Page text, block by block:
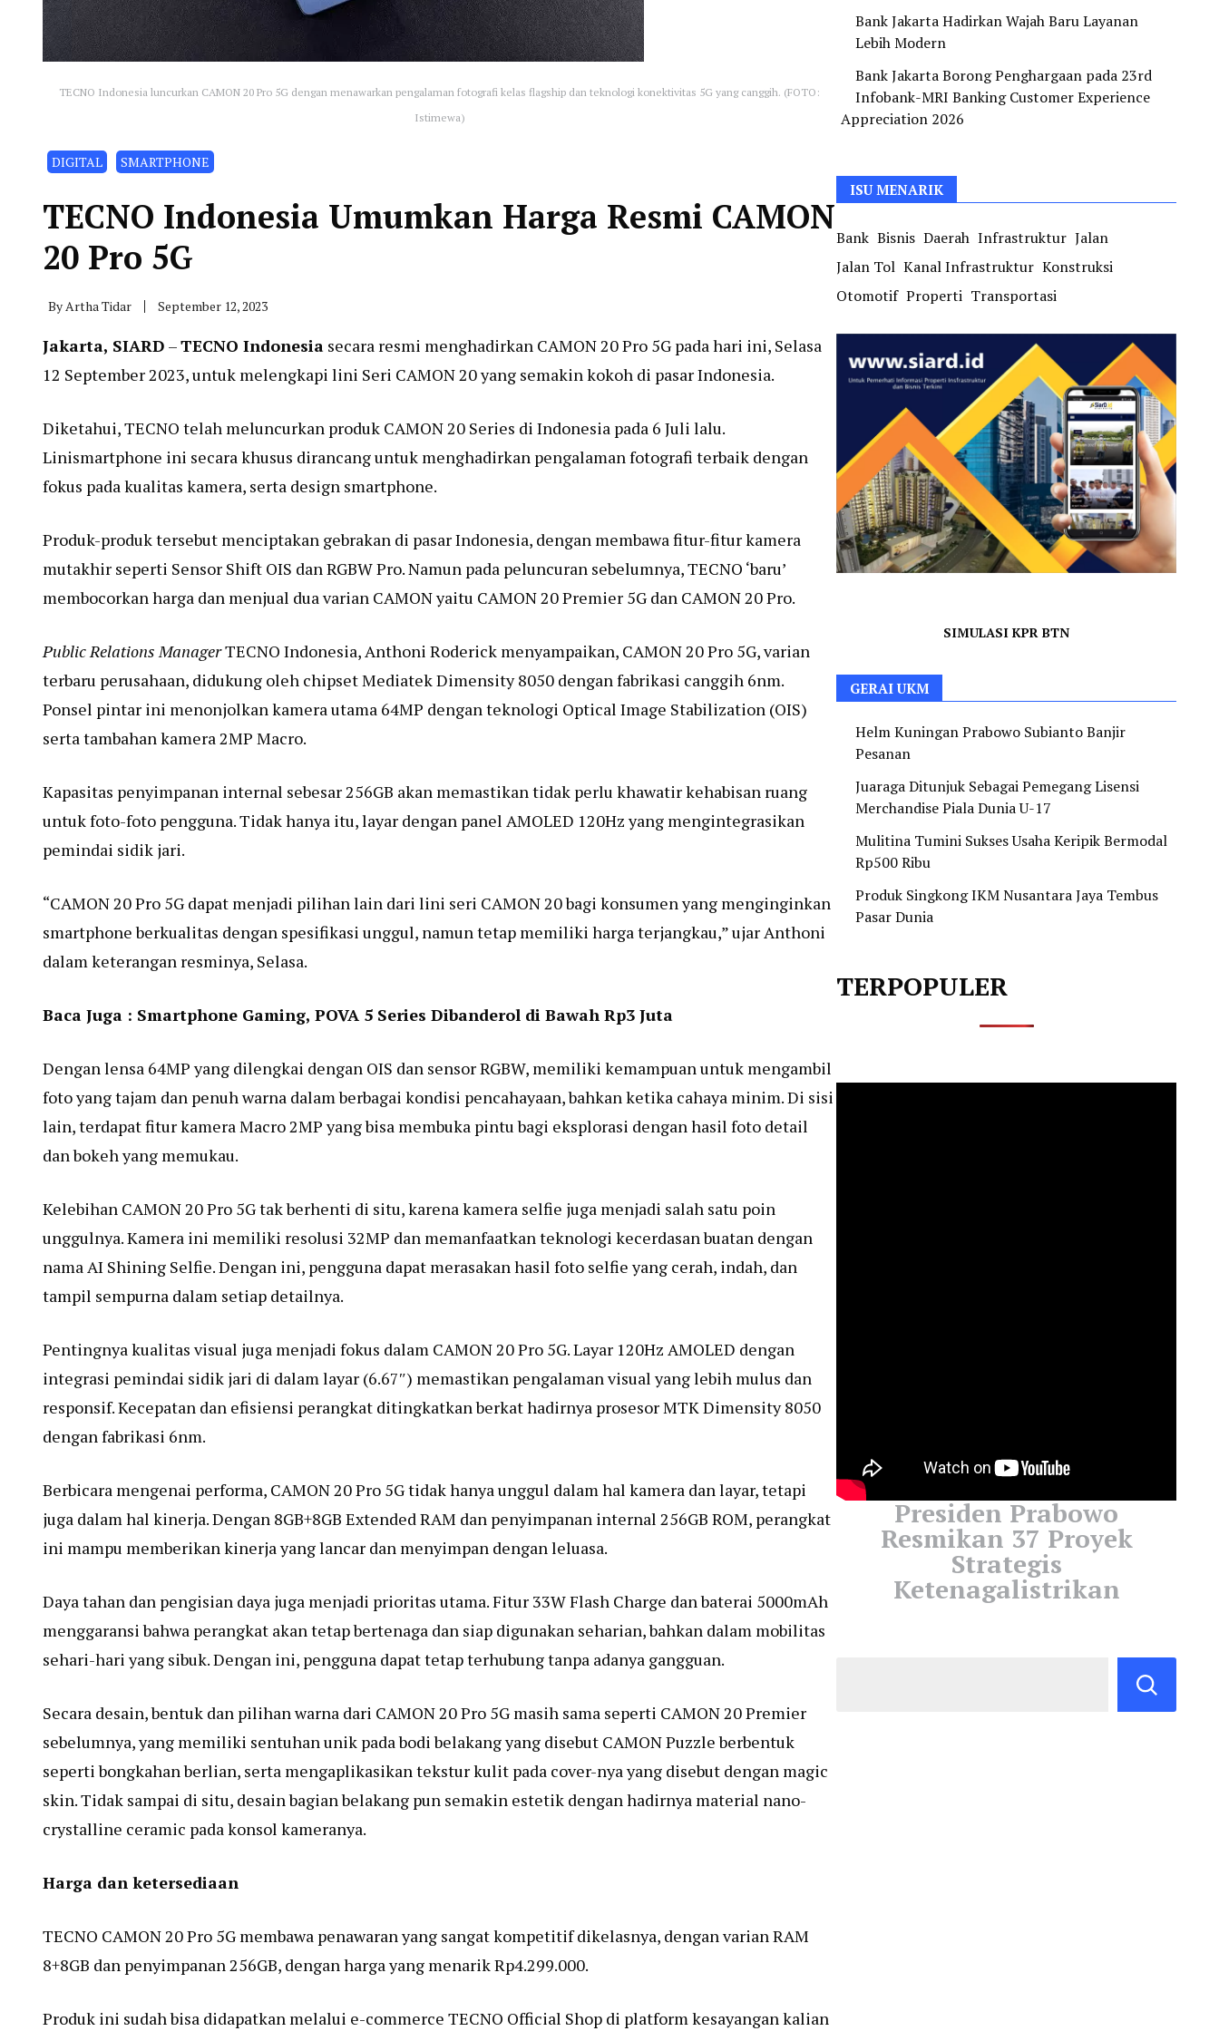
TECNO Indonesia luncurkan CAMON 20 Pro 5G dengan menawarkan pengalaman fotografi kelas flagship dan teknologi konektivitas 5G yang canggih. (FOTO:
Istimewa)
DIGITAL SMARTPHONE
TECNO Indonesia Umumkan Harga Resmi CAMON
20 Pro 5G
ByArtha Tidar September 12, 2023
Jakarta, SIARD –TECNO Indonesia secara resmi menghadirkan CAMON 20 Pro 5G pada hari ini, Selasa
12 September 2023, untuk melengkapi lini Seri CAMON 20 yang semakin kokoh di pasar Indonesia.
Diketahui, TECNO telah meluncurkan produk CAMON 20 Series di Indonesia pada 6 Juli lalu.
Linismartphone ini secara khusus dirancang untuk menghadirkan pengalaman fotografi terbaik dengan
fokus pada kualitas kamera, serta design smartphone.
Produk-produk tersebut menciptakan gebrakan di pasar Indonesia, dengan membawa fitur-fitur kamera
mutakhir seperti Sensor Shift OIS dan RGBW Pro. Namun pada peluncuran sebelumnya, TECNO ‘baru’
membocorkan harga dan menjual dua varian CAMON yaitu CAMON 20 Premier 5G dan CAMON 20 Pro.
Public Relations ManagerTECNO Indonesia, Anthoni Roderick menyampaikan, CAMON 20 Pro 5G, varian
terbaru perusahaan, didukung oleh chipset Mediatek Dimensity 8050 dengan fabrikasi canggih 6nm.
Ponsel pintar ini menonjolkan kamera utama 64MP dengan teknologi Optical Image Stabilization (OIS)
serta tambahan kamera 2MP Macro.
Kapasitas penyimpanan internal sebesar 256GB akan memastikan tidak perlu khawatir kehabisan ruang
untuk foto-foto pengguna. Tidak hanya itu, layar dengan panel AMOLED 120Hz yang mengintegrasikan
pemindai sidik jari.
“CAMON 20 Pro 5G dapat menjadi pilihan lain dari lini seri CAMON 20 bagi konsumen yang menginginkan
smartphone berkualitas dengan spesifikasi unggul, namun tetap memiliki harga terjangkau,” ujar Anthoni
dalam keterangan resminya, Selasa.
Baca Juga : Smartphone Gaming, POVA 5 Series Dibanderol di Bawah Rp3 Juta
Dengan lensa 64MP yang dilengkai dengan OIS dan sensor RGBW, memiliki kemampuan untuk mengambil
foto yang tajam dan penuh warna dalam berbagai kondisi pencahayaan, bahkan ketika cahaya minim. Di sisi
lain, terdapat fitur kamera Macro 2MP yang bisa membuka pintu bagi eksplorasi dengan hasil foto detail
dan bokeh yang memukau.
Kelebihan CAMON 20 Pro 5G tak berhenti di situ, karena kamera selfie juga menjadi salah satu poin
unggulnya. Kamera ini memiliki resolusi 32MP dan memanfaatkan teknologi kecerdasan buatan dengan
nama AI Shining Selfie. Dengan ini, pengguna dapat merasakan hasil foto selfie yang cerah, indah, dan
tampil sempurna dalam setiap detailnya.
Pentingnya kualitas visual juga menjadi fokus dalam CAMON 20 Pro 5G. Layar 120Hz AMOLED dengan
integrasi pemindai sidik jari di dalam layar (6.67″) memastikan pengalaman visual yang lebih mulus dan
responsif. Kecepatan dan efisiensi perangkat ditingkatkan berkat hadirnya prosesor MTK Dimensity 8050
dengan fabrikasi 6nm.
Berbicara mengenai performa, CAMON 20 Pro 5G tidak hanya unggul dalam hal kamera dan layar, tetapi
juga dalam hal kinerja. Dengan 8GB+8GB Extended RAM dan penyimpanan internal 256GB ROM, perangkat
ini mampu memberikan kinerja yang lancar dan menyimpan dengan leluasa.
Daya tahan dan pengisian daya juga menjadi prioritas utama. Fitur 33W Flash Charge dan baterai 5000mAh
menggaransi bahwa perangkat akan tetap bertenaga dan siap digunakan seharian, bahkan dalam mobilitas
sehari-hari yang sibuk. Dengan ini, pengguna dapat tetap terhubung tanpa adanya gangguan.
Secara desain, bentuk dan pilihan warna dari CAMON 20 Pro 5G masih sama seperti CAMON 20 Premier
sebelumnya, yang memiliki sentuhan unik pada bodi belakang yang disebut CAMON Puzzle berbentuk
seperti bongkahan berlian, serta mengaplikasikan tekstur kulit pada cover-nya yang disebut dengan magic
skin. Tidak sampai di situ, desain bagian belakang pun semakin estetik dengan hadirnya material nano-
crystalline ceramic pada konsol kameranya.
Harga dan ketersediaan
TECNO CAMON 20 Pro 5G membawa penawaran yang sangat kompetitif dikelasnya, dengan varian RAM
8+8GB dan penyimpanan 256GB, dengan harga yang menarik Rp4.299.000.
Produk ini sudah bisa didapatkan melalui e-commerce TECNO Official Shop di platform kesayangan kalian
Bank Jakarta Hadirkan Wajah Baru Layanan
Lebih Modern
Bank Jakarta Borong Penghargaan pada 23rd
Infobank-MRI Banking Customer Experience
Appreciation 2026
ISU MENARIK
Bank Bisnis Daerah Infrastruktur Jalan
Jalan Tol Kanal Infrastruktur Konstruksi
Otomotif Properti Transportasi
SIMULASI KPR BTN
GERAI UKM
Helm Kuningan Prabowo Subianto Banjir
Pesanan
Juaraga Ditunjuk Sebagai Pemegang Lisensi
Merchandise Piala Dunia U-17
Mulitina Tumini Sukses Usaha Keripik Bermodal
Rp500 Ribu
Produk Singkong IKM Nusantara Jaya Tembus
Pasar Dunia
TERPOPULER
Presiden Prabowo
Resmikan 37 Proyek
Strategis
Ketenagalistrikan